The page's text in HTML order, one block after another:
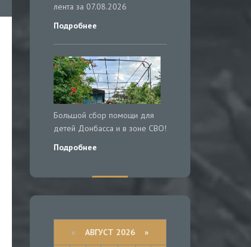
лента за 07.08.2026
Подробнее
Большой сбор помощи для
детей Донбасса и в зоне СВО!
Подробнее
« АВГУСТ 2026 »